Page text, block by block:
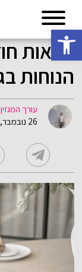
פתח סרגל נגישות
כסאות
הנוחות
עורך המגזין Saleinfo
26 נובמבר, 2025 12:31